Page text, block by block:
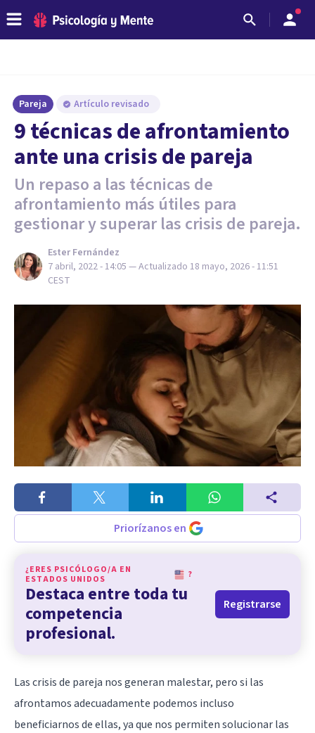
Pareja Artículo revisado
9 técnicas de afrontamiento
ante una crisis de pareja
Un repaso a las técnicas de
afrontamiento más útiles para
gestionar y superar las crisis de pareja.
Ester Fernández
7 abril, 2022 - 14:05 — Actualizado 18 mayo, 2026 - 11:51
CEST
Priorízanos en
¿ERES PSICÓLOGO/A EN
ESTADOS UNIDOS
?
Destaca entre toda tu
competencia
profesional.
Registrarse
Las crisis de pareja nos generan malestar, pero si las
afrontamos adecuadamente podemos incluso
beneficiarnos de ellas, ya que nos permiten solucionar las